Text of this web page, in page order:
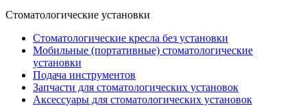
Стоматологические установки
Стоматологические кресла без установки
Мобильные (портативные) стоматологические
установки
Подача инструментов
Запчасти для стоматологических установок
Аксессуары для стоматологических установок